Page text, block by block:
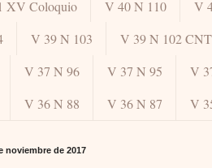
XV Coloquio
V 40 N 110 V
V 39 N 103 V 39 N 102
V 37 N 96 V 37 N 95 V
V 36 N 88 V 36 N 87 V
noviembre de 2017